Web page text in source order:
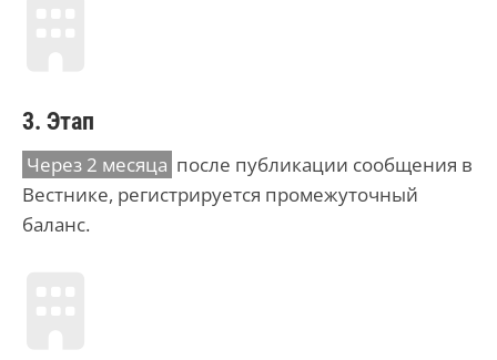
3. Этап
Через 2 месяца после публикации сообщения в
Вестнике, регистрируется промежуточный
баланс.